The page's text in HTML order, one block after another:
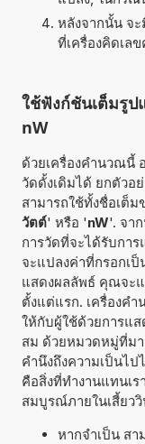
หลังจากนั้น จ
ที่เครื่องคิดเล
ใช้ฟังก์ชันเต็มรูป
nW
ด้วยเครื่องคำนวณนี้
วัดดั้งเดิมได้ ยกตัวอ
สามารถใช้ทั้งชื่อเต็
วัตต์' หรือ 'nW'. จา
การวัดที่จะได้รับกา
จะแปลงค่าที่กรอกเ
แสดงผลลัพธ์ คุณจะ
ตั้งแต่แรก. เครื่องค
ให้กับผู้ใช้ด้วยการแส
สม ด้วยหมวดหมู่ที่ม
คำนึงถึงความเป็นไ
คือสิ่งที่ทำงานแทนเร
สมบูรณ์ภายในเสี้ยว
หากจำเป็น ส